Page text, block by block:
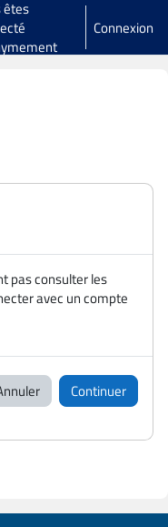
êtes
Connexion
pas consulter les
avec un compte
Continuer